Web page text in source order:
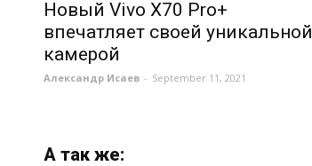
Новый Vivo X70 Pro+
впечатляет своей уникальной
камерой
Александр Исаев - September 11, 2021
А так же: